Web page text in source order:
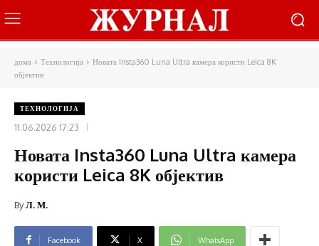
дома Технологија
Новата Insta360 Luna Ultra камера користи Leica 8K
објектив
ТЕХНОЛОГИЈА
11.06.2026 17:23
Новата Insta360 Luna Ultra камера
користи Leica 8K објектив
ByЛ. М.
Facebook X WhatsApp